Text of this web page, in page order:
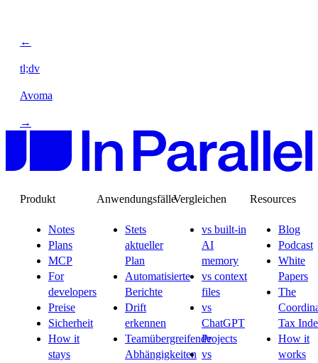
←
tl;dv
Avoma
→
Produkt
Notes
Plans
MCP
For
developers
Preise
Sicherheit
How it
stays
Anwendungsfälle
Stets
aktueller
Plan
Automatisierte
Berichte
Drift
erkennen
Teamübergreifende
Abhängigkeiten
Vergleichen
vs built-in
AI
memory
vs context
files
vs
ChatGPT
Projects
vs
Resources
Blog
Podcast
White
Papers
The
Tax
How it
works